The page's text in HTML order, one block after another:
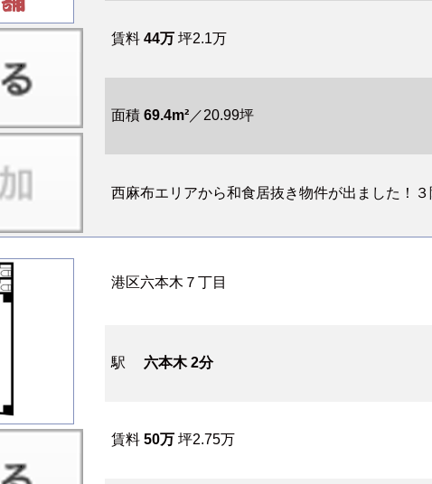
賃料 44万坪2.1万
面積 69.4m²／20.99坪
西麻布エリアから和食居抜き物件が出ました！
港区六本木７丁目
駅 六本木 2分
賃料 50万坪2.75万